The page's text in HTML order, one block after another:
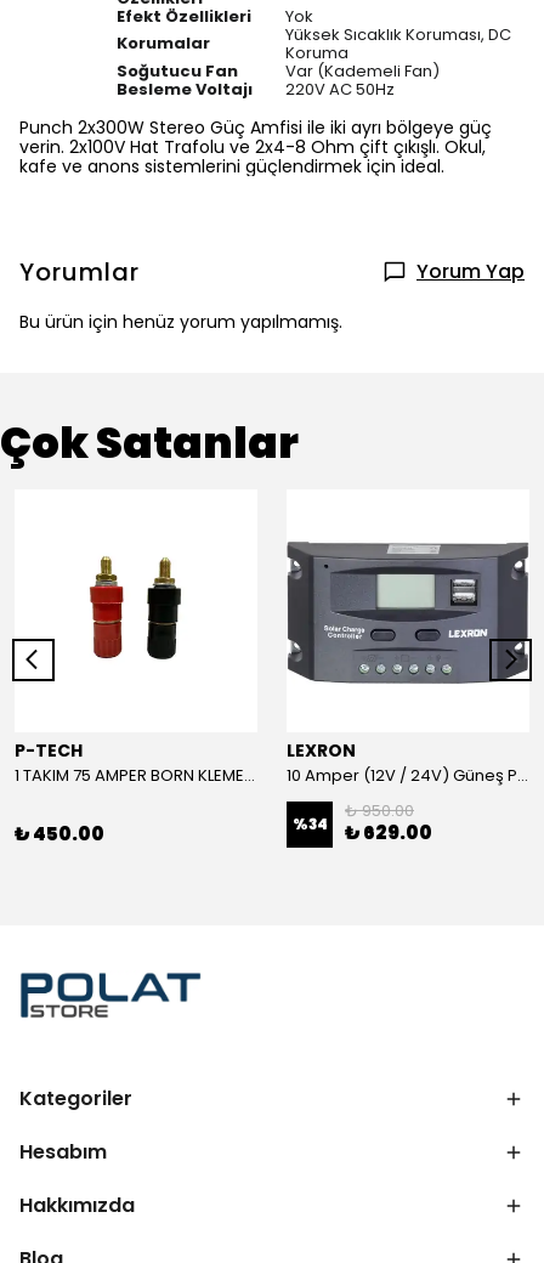
Efekt Özellikleri
Yok
Korumalar
Yüksek Sıcaklık Koruması, DC
Koruma
Soğutucu Fan Var (Kademeli Fan)
Besleme Voltajı 220V AC 50Hz
Punch 2x300W Stereo Güç Amfisi ile iki ayrı bölgeye güç
verin. 2x100V Hat Trafolu ve 2x4-8 Ohm çift çıkışlı. Okul,
kafe ve anons sistemlerini güçlendirmek için ideal.
Yorumlar Yorum Yap
Bu ürün için henüz yorum yapılmamış.
Çok Satanlar
P-TECH
1 TAKIM 75 AMPER BORN KLEMENS (KIRMIZI-SİYAH)
₺ 450.00
LEXRON
10 Amper (12V / 24V) Güneş Paneli Şarj Kontrol Cihazı
%34
₺ 950.00
₺ 629.00
Kategoriler
Hesabım
Hakkımızda